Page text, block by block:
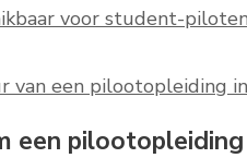
voor student-
van een pilootopleiding
een